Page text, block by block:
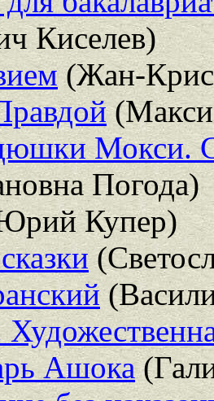
Киселев)
(Жан-
Мокси.
Погода)
Купер)
Ашока